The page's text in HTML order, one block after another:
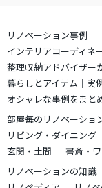
リノベーション事例
インテリアコーディネ
整理収納アドバイザー
暮らしとアイテム｜実
オシャレな事例をまと
部屋毎のリノベーショ
リビング・ダイニング
玄関・土間
書斎・
リノベーションの知識